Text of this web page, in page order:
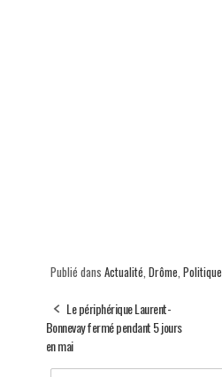
Publié dans Actualité, Drôme, Politique
Le périphérique Laurent-
Bonnevay fermé pendant 5 jours
en mai